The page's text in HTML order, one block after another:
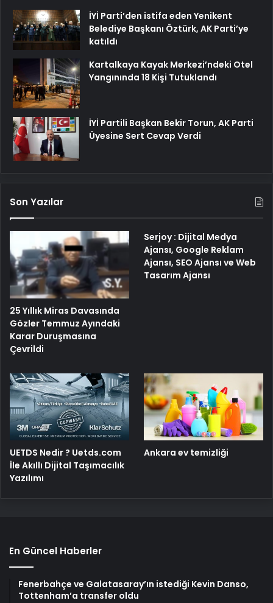
İYİ Parti’den istifa eden Yenikent
Belediye Başkanı Öztürk, AK Parti’ye
katıldı
Kartalkaya Kayak Merkezi’ndeki Otel
Yangınında 18 Kişi Tutuklandı
İYİ Partili Başkan Bekir Torun, AK Parti
Üyesine Sert Cevap Verdi
Son Yazılar
25 Yıllık Miras Davasında
Gözler Temmuz Ayındaki
Karar Duruşmasına
Çevrildi
Serjoy : Dijital Medya
Ajansı, Google Reklam
Ajansı, SEO Ajansı ve Web
Tasarım Ajansı
UETDS Nedir ? Uetds.com
İle Akıllı Dijital Taşımacılık
Yazılımı
Ankara ev temizliği
En Güncel Haberler
Fenerbahçe ve Galatasaray’ın istediği Kevin Danso,
Tottenham’a transfer oldu